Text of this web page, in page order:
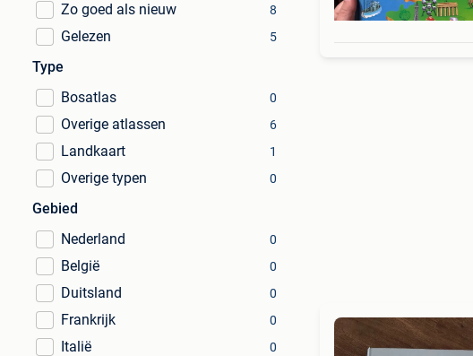
Zo goed als nieuw 8
Gelezen 5
Type
Bosatlas
0
Overige atlassen 6
Landkaart 1
Overige typen 0
Gebied
Nederland
0
België 0
Duitsland 0
Frankrijk 0
Italië 0